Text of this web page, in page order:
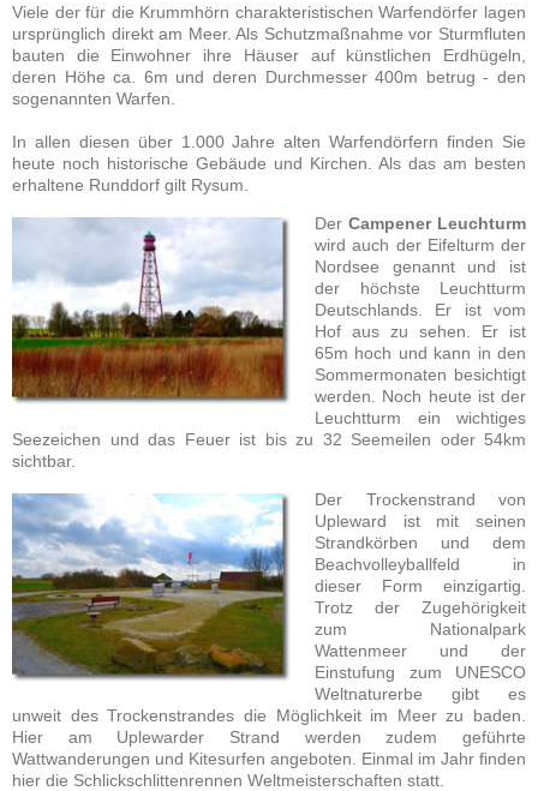
Viele der für die Krummhörn charakteristischen Warfendörfer lagen
ursprünglich direkt am Meer. Als Schutzmaßnahme vor Sturmfluten
bauten die Einwohner ihre Häuser auf künstlichen Erdhügeln,
deren Höhe ca. 6m und deren Durchmesser 400m betrug - den
sogenannten Warfen.
In allen diesen über 1.000 Jahre alten Warfendörfern finden Sie
heute noch historische Gebäude und Kirchen. Als das am besten
erhaltene Runddorf gilt Rysum.
Der Campener Leuchturm
wird auch der Eifelturm der
Nordsee genannt und ist
der höchste Leuchtturm
Deutschlands. Er ist vom
Hof aus zu sehen. Er ist
65m hoch und kann in den
Sommermonaten besichtigt
werden. Noch heute ist der
Leuchtturm ein wichtiges
Seezeichen und das Feuer ist bis zu 32 Seemeilen oder 54km
sichtbar.
Der Trockenstrand von
Upleward ist mit seinen
Strandkörben und dem
Beachvolleyballfeld in
dieser Form einzigartig.
Trotz der Zugehörigkeit
zum Nationalpark
Wattenmeer und der
Einstufung zum UNESCO
Weltnaturerbe gibt es
unweit des Trockenstrandes die Möglichkeit im Meer zu baden.
Hier am Uplewarder Strand werden zudem geführte
Wattwanderungen und Kitesurfen angeboten. Einmal im Jahr finden
hier die Schlickschlittenrennen Weltmeisterschaften statt.